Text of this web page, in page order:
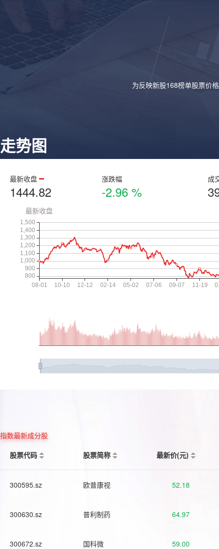
为反映新股168榜单股票价
走势图
最新收盘
1444.82
涨跌幅
-2.96 %
成
指数最新成分股
股票代码
股票简称 最新价(元)
300595.sz 欧普康视 52.18
300630.sz 普利制药 64.97
300672.sz 国科微 59.00